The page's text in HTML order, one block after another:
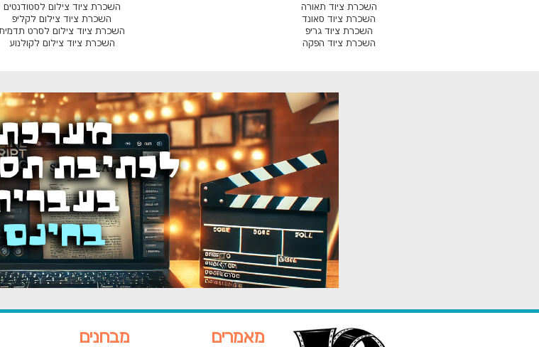
השכרת ציוד תאורה
השכרת ציוד סאונד
השכרת ציוד גריפ
השכרת ציוד הפקה
השכרת ציוד צילום לסטודנטים
השכרת ציוד צילום לקליפ
השכרת ציוד צילום לסרט
השכרת ציוד צילום לקולנוע
מאמרים מבחנים